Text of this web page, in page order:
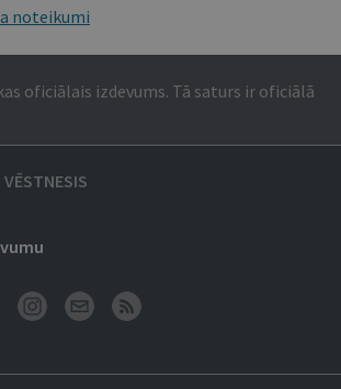
noteikumi
oficiālais izdevums. Tā saturs ir oficiālā